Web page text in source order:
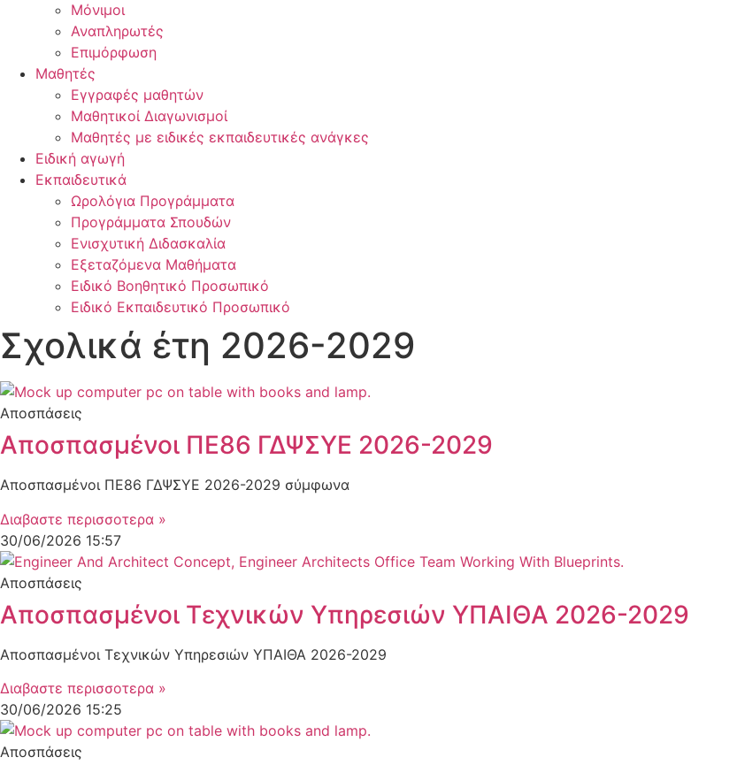
Μόνιμοι
Αναπληρωτές
Επιμόρφωση
Μαθητές
Εγγραφές μαθητών
Μαθητικοί Διαγωνισμοί
Μαθητές με ειδικές εκπαιδευτικές ανάγκες
Ειδική αγωγή
Εκπαιδευτικά
Ωρολόγια Προγράμματα
Προγράμματα Σπουδών
Ενισχυτική Διδασκαλία
Εξεταζόμενα Μαθήματα
Ειδικό Βοηθητικό Προσωπικό
Ειδικό Εκπαιδευτικό Προσωπικό
Σχολικά έτη 2026-2029
Αποσπάσεις
Αποσπασμένοι ΠΕ86 ΓΔΨΣΥΕ 2026-2029
Αποσπασμένοι ΠΕ86 ΓΔΨΣΥΕ 2026-2029 σύμφωνα
Διαβαστε περισσοτερα »
30/06/2026 15:57
Αποσπάσεις
Αποσπασμένοι Τεχνικών Υπηρεσιών ΥΠΑΙΘΑ 2026-2029
Αποσπασμένοι Τεχνικών Υπηρεσιών ΥΠΑΙΘΑ 2026-2029
Διαβαστε περισσοτερα »
30/06/2026 15:25
Αποσπάσεις